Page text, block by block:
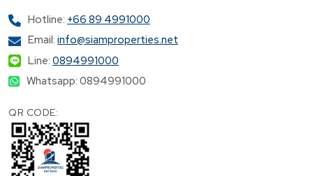
Hotline: +66 89 4991000
Email: info@siamproperties.net
Line: 0894991000
Whatsapp: 0894991000
QR CODE: